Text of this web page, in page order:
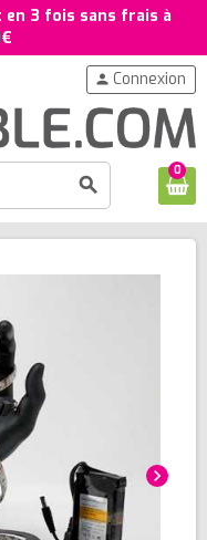
en 3 fois sans frais à
search
person Connexion
0
chevron_right